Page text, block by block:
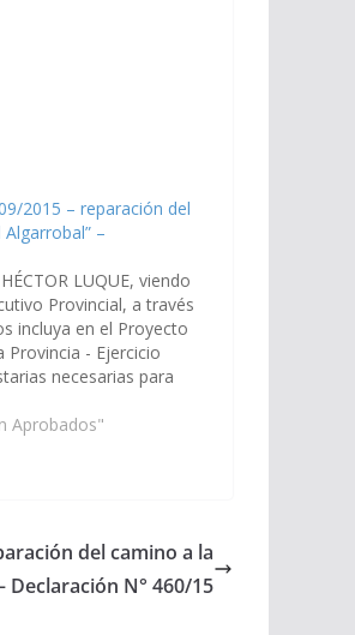
2015 – reparación del
–
LUQUE, viendo
Provincial, a través
incluya en el Proyecto
Provincia - Ejercicio
necesarias para
del camino, en la
Aprobados"
del camino a la
Declaración N° 460/15